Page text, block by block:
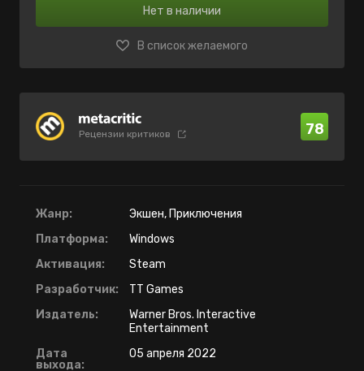
Нет в наличии
В список желаемого
Рецензии критиков 78
Жанр:
Экшен, Приключения
Платформа:
Windows
Активация:
Steam
Разработчик:
TT Games
Издатель:
Warner Bros. Interactive
Entertainment
Дата
выхода:
05 апреля 2022